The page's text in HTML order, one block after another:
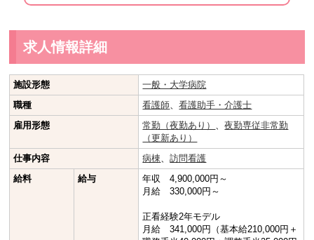
求人情報詳細
施設形態
一般・大学病院
職種
看護師 、看護助手・介護士
雇用形態
常勤（夜勤あり） 、夜勤専従非常勤
（更新あり）
仕事内容
病棟 、訪問看護
給料
給与
年収 4,900,000円～
月給 330,000円～
正看経験2年モデル
月給 341,000円（基本給210,000円＋